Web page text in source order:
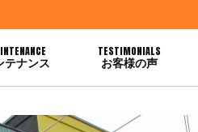
テナンス
TESTIMONIALS
お客様の声